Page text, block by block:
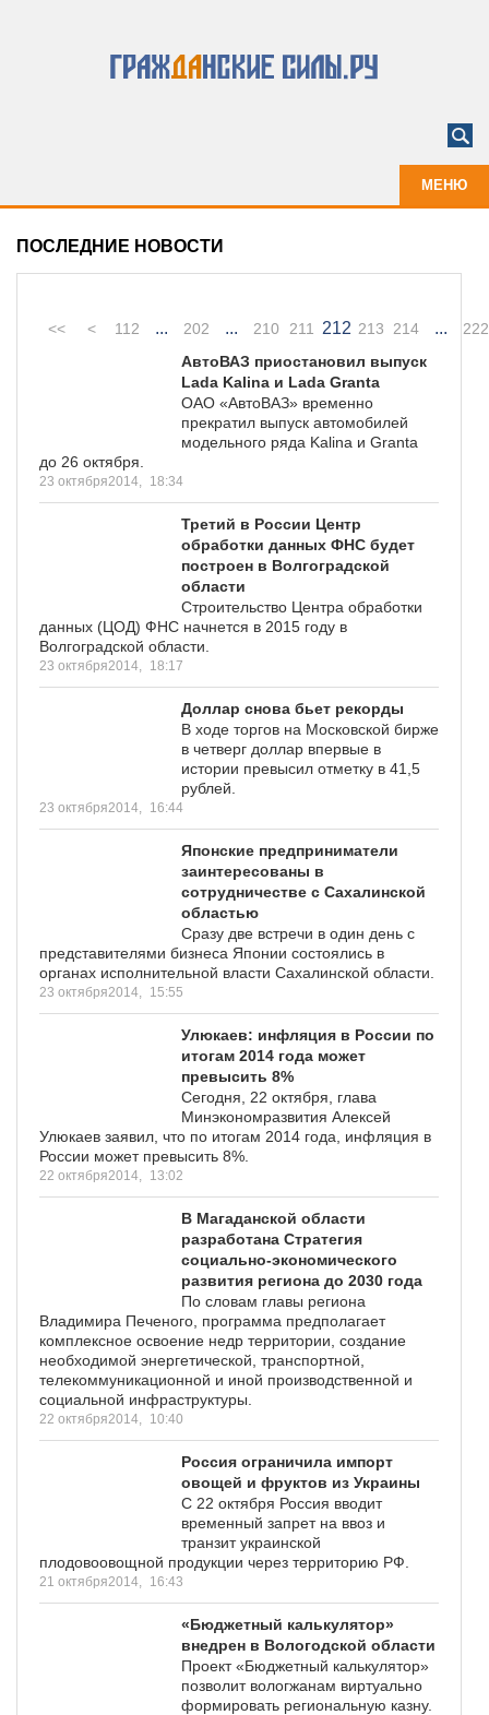
МЕНЮ
ПОСЛЕДНИЕ НОВОСТИ
<< < 112 ... 202 ... 210 211 212 213 214 ...
222
АвтоВАЗ приостановил выпуск
Lada Kalina и Lada Granta
ОАО «АвтоВАЗ» временно
прекратил выпуск автомобилей
модельного ряда Kalina и Granta
до 26 октября.
23 октября2014, 18:34
Третий в России Центр
обработки данных ФНС будет
построен в Волгоградской
области
Строительство Центра обработки
данных (ЦОД) ФНС начнется в 2015 году в
Волгоградской области.
23 октября2014, 18:17
Доллар снова бьет рекорды
В ходе торгов на Московской бирже
в четверг доллар впервые в
истории превысил отметку в 41,5
рублей.
23 октября2014, 16:44
Японские предприниматели
заинтересованы в
сотрудничестве с Сахалинской
областью
Сразу две встречи в один день с
представителями бизнеса Японии состоялись в
органах исполнительной власти Сахалинской области.
23 октября2014, 15:55
Улюкаев: инфляция в России по
итогам 2014 года может
превысить 8%
Сегодня, 22 октября, глава
Минэкономразвития Алексей
Улюкаев заявил, что по итогам 2014 года, инфляция в
России может превысить 8%.
22 октября2014, 13:02
В Магаданской области
разработана Стратегия
социально-экономического
развития региона до 2030 года
По словам главы региона
Владимира Печеного, программа предполагает
комплексное освоение недр территории, создание
необходимой энергетической, транспортной,
телекоммуникационной и иной производственной и
социальной инфраструктуры.
22 октября2014, 10:40
Россия ограничила импорт
овощей и фруктов из Украины
C 22 октября Россия вводит
временный запрет на ввоз и
транзит украинской
плодовоовощной продукции через территорию РФ.
21 октября2014, 16:43
«Бюджетный калькулятор»
внедрен в Вологодской области
Проект «Бюджетный калькулятор»
позволит вологжанам виртуально
формировать региональную казну.